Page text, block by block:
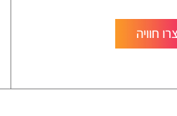
צרו חוויה